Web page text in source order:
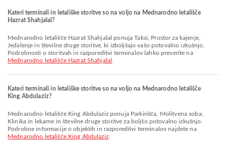
Kateri terminali in letališke storitve so na voljo na Mednarodno letališče
Hazrat Shahjalal?
Mednarodno letališče Hazrat Shahjalal ponuja Taksi, Prostor za kajenje,
Jedalenje in številne druge storitve, ki izboljšajo vašo potovalno izkušnjo.
Podrobnosti o storitvah in razporeditvi terminalov lahko preverite na
Mednarodno letališče Hazrat Shahjalal
Kateri terminali in letališke storitve so na voljo na Mednarodno letališče
King Abdulaziz?
Mednarodno letališče King Abdulaziz ponuja Parkirišča, Molitvena soba,
Klinika in lekarne in številne druge storitve za boljšo potovalno izkušnjo.
Podrobne informacije o objektih in razporeditvi terminalov najdete na
Mednarodno letališče King Abdulaziz.